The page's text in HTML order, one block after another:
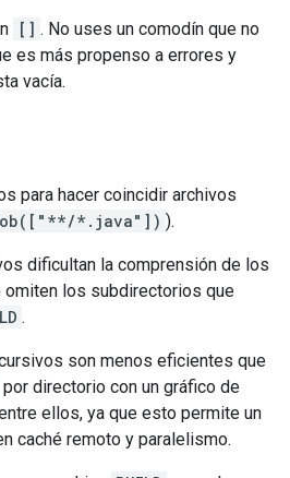
[] . No uses un comodín que no
es más propenso a errores y
vacía.
para hacer coincidir archivos
*.java"]) ).
dificultan la comprensión de los
omiten los subdirectorios que
.
son menos eficientes que
por directorio con un gráfico de
ellos, ya que esto permite un
caché remoto y paralelismo.